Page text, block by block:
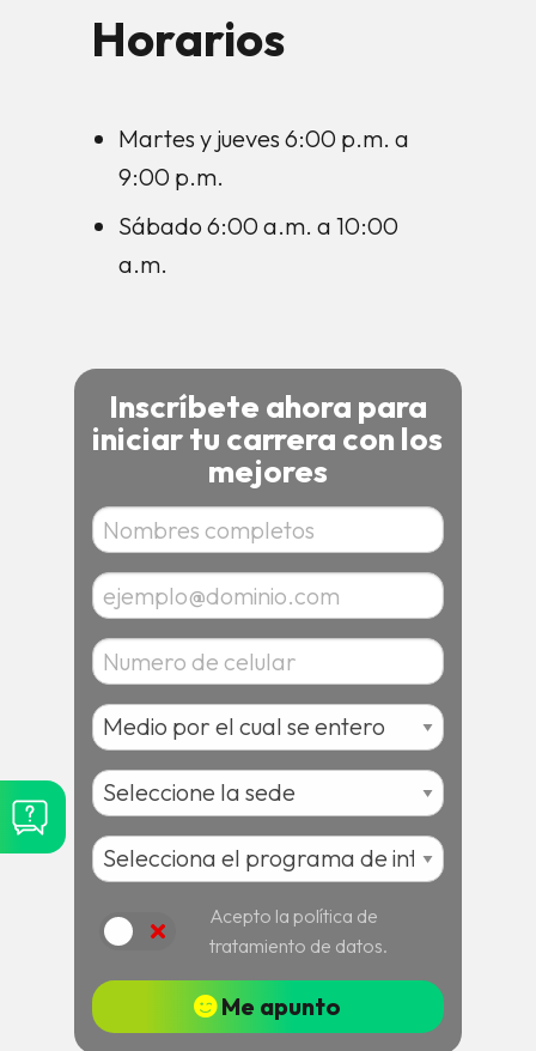
Horarios
Martes y jueves 6:00 p.m. a
9:00 p.m.
Sábado 6:00 a.m. a 10:00
a.m.
Inscríbete ahora para
iniciar tu carrera con los
mejores
Acepto
Acepto la política de
tratamiento de datos.
Me apunto